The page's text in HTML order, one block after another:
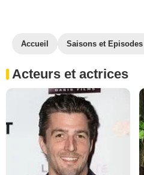
Accueil Saisons et Episodes
Acteurs et actrices